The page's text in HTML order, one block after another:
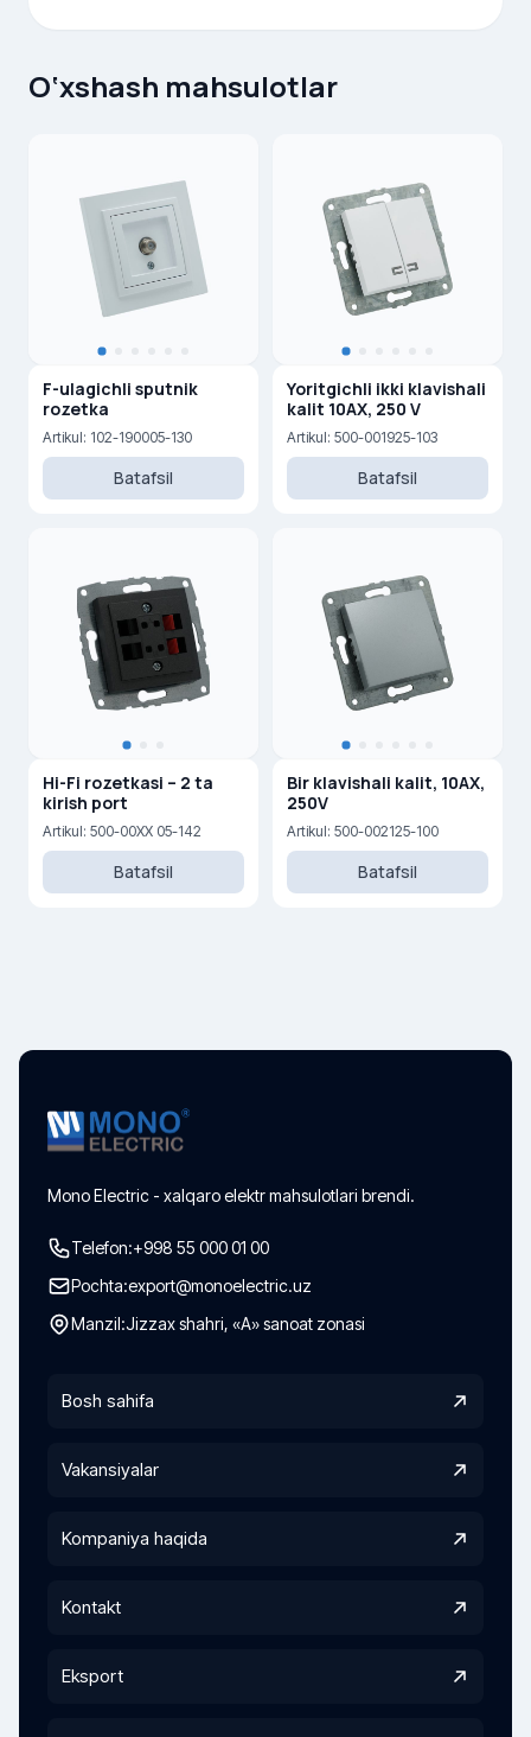
O‘xshash mahsulotlar
F-ulagichli sputnik
rozetka
Artikul: 102-190005-130
Batafsil
Yoritgichli ikki klavishali
kalit 10AX, 250 V
Artikul: 500-001925-103
Batafsil
Hi-Fi rozetkasi – 2 ta
kirish port
Artikul: 500-00XX 05-142
Batafsil
Bir klavishali kalit, 10AX,
250V
Artikul: 500-002125-100
Batafsil
Mono Electric - xalqaro elektr mahsulotlari brendi.
Telefon:+998 55 000 01 00
Pochta:export@monoelectric.uz
Manzil:Jizzax shahri, «A» sanoat zonasi
Bosh sahifa
Vakansiyalar
Kompaniya haqida
Kontakt
Eksport